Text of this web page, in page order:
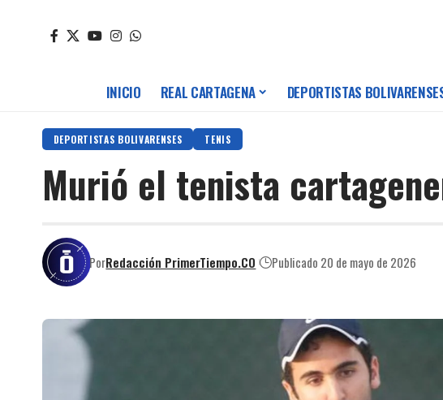
INICIO REAL CARTAGENA DEPORTISTAS
DEPORTISTAS BOLIVARENSES TENIS
Murió el tenista
PorRedacción PrimerTiempo.CO Publicado 20 de mayo de 2026